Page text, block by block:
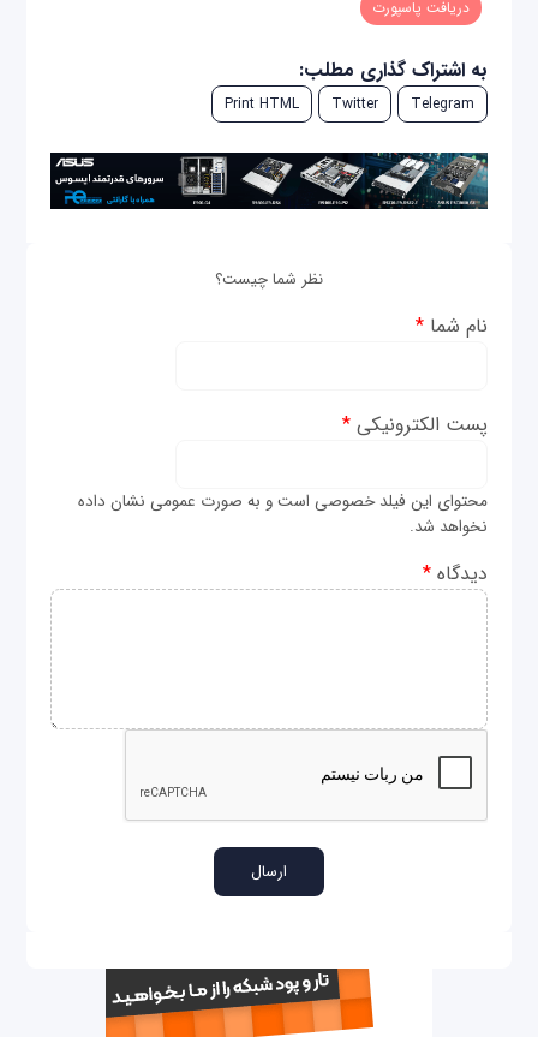
دریافت پاسپورت
به اشتراک گذاری مطلب:
Telegram
Twitter
Print HTML
نظر شما چیست؟
نام شما*
پست الکترونیکی*
محتوای این فیلد خصوصی است و به صورت عمومی نشان داده
نخواهد شد.
دیدگاه*